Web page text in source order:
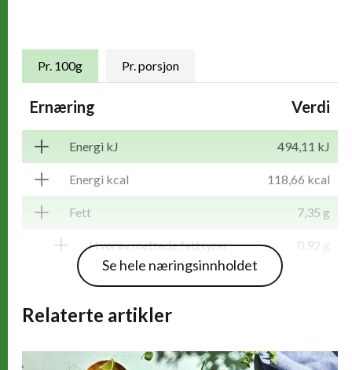
Næringsinnhold
Pr. 100g Pr. porsjon
Ernæring Verdi
Energi kJ 494,11 kJ
Energi kcal 118,66 kcal
Fett 7,35 g
Hvorav mettede fettsyrer 0,92 g
Karbohydrater
Hvorav sukkerarter
Se hele næringsinnholdet
Relaterte artikler